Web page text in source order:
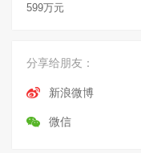
599万元
分享给朋友：
新浪微博
微信